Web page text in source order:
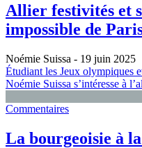
Allier festivités et
impossible de
Noémie Suissa - 19 juin 2025
Étudiant les Jeux olympiques
Noémie Suissa s’intéresse à
Commentaires
La bourgeoisie à